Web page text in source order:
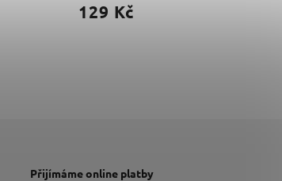
129 Kč
Přijímáme online platby